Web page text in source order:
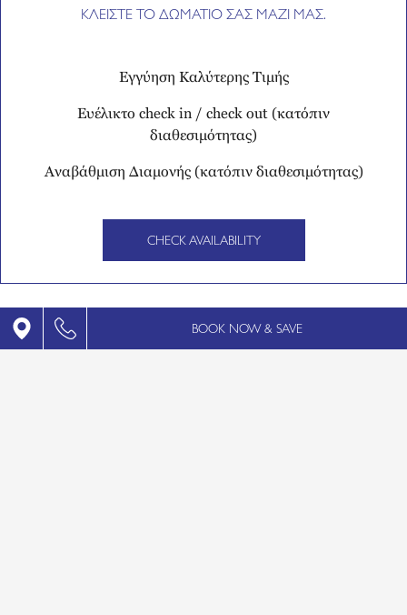
ΚΛΕΙΣΤΕ ΤΟ ΔΩΜΑΤΙΟ ΣΑΣ ΜΑΖΙ ΜΑΣ.
Εγγύηση Καλύτερης Τιμής
Ευέλικτο check in / check out (κατόπιν
διαθεσιμότητας)
Αναβάθμιση Διαμονής (κατόπιν διαθεσιμότητας)
CHECK AVAILABILITY
BOOK NOW & SAVE